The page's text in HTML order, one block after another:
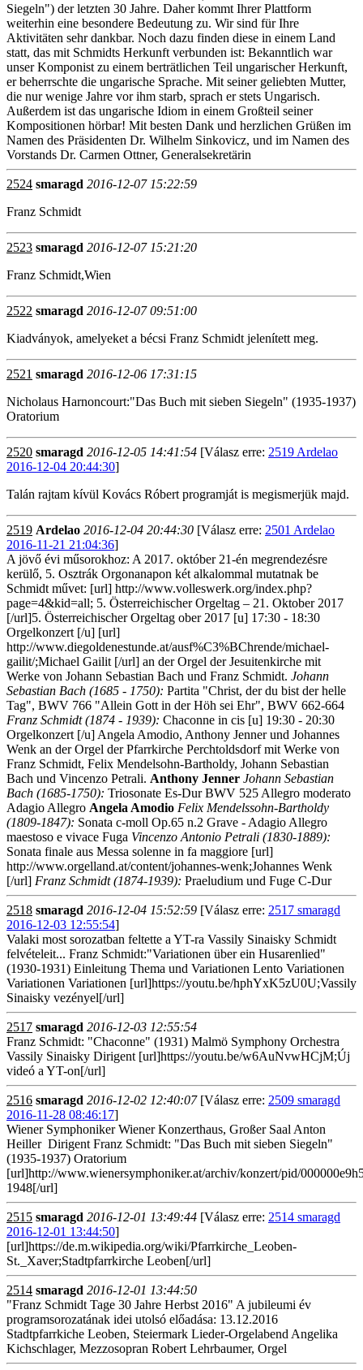
Siegeln") der letzten 30 Jahre. Daher kommt Ihrer Plattform
weiterhin eine besondere Bedeutung zu. Wir sind für Ihre
Aktivitäten sehr dankbar. Noch dazu finden diese in einem Land
statt, das mit Schmidts Herkunft verbunden ist: Bekanntlich war
unser Komponist zu einem berträtlichen Teil ungarischer Herkunft,
er beherrschte die ungarische Sprache. Mit seiner geliebten Mutter,
die nur wenige Jahre vor ihm starb, sprach er stets Ungarisch.
Außerdem ist das ungarische Idiom in einem Großteil seiner
Kompositionen hörbar! Mit besten Dank und herzlichen Grüßen im
Namen des Präsidenten Dr. Wilhelm Sinkovicz, und im Namen des
Vorstands Dr. Carmen Ottner, Generalsekretärin
2524 smaragd 2016-12-07 15:22:59
Franz Schmidt
2523 smaragd 2016-12-07 15:21:20
Franz Schmidt,Wien
2522 smaragd 2016-12-07 09:51:00
Kiadványok, amelyeket a bécsi Franz Schmidt jelenített meg.
2521 smaragd 2016-12-06 17:31:15
Nicholaus Harnoncourt:"Das Buch mit sieben Siegeln" (1935-1937)
Oratorium
2520 smaragd 2016-12-05 14:41:54 [Válasz erre: 2519 Ardelao
2016-12-04 20:44:30]
Talán rajtam kívül Kovács Róbert programját is megismerjük majd.
2519 Ardelao 2016-12-04 20:44:30 [Válasz erre: 2501 Ardelao
2016-11-21 21:04:36]
A jövő évi műsorokhoz: A 2017. október 21-én megrendezésre
kerülő, 5. Osztrák Orgonanapon két alkalommal mutatnak be
Schmidt művet: [url] http://www.volleswerk.org/index.php?
page=4&kid=all; 5. Österreichischer Orgeltag – 21. Oktober 2017
[/url]5. Österreichischer Orgeltag ober 2017 [u] 17:30 - 18:30
Orgelkonzert [/u] [url]
http://www.diegoldenestunde.at/ausf%C3%BChrende/michael-
gailit/;Michael Gailit [/url] an der Orgel der Jesuitenkirche mit
Werke von Johann Sebastian Bach und Franz Schmidt. Johann
Sebastian Bach (1685 - 1750): Partita "Christ, der du bist der helle
Tag", BWV 766 "Allein Gott in der Höh sei Ehr", BWV 662-664
Franz Schmidt (1874 - 1939): Chaconne in cis [u] 19:30 - 20:30
Orgelkonzert [/u] Angela Amodio, Anthony Jenner und Johannes
Wenk an der Orgel der Pfarrkirche Perchtoldsdorf mit Werke von
Franz Schmidt, Felix Mendelsohn-Bartholdy, Johann Sebastian
Bach und Vincenzo Petrali. Anthony Jenner Johann Sebastian
Bach (1685-1750): Triosonate Es-Dur BWV 525 Allegro moderato
Adagio Allegro Angela Amodio Felix Mendelssohn-Bartholdy
(1809-1847): Sonata c-moll Op.65 n.2 Grave - Adagio Allegro
maestoso e vivace Fuga Vincenzo Antonio Petrali (1830-1889):
Sonata finale aus Messa solenne in fa maggiore [url]
http://www.orgelland.at/content/johannes-wenk;Johannes Wenk
[/url] Franz Schmidt (1874-1939): Praeludium und Fuge C-Dur
2518 smaragd 2016-12-04 15:52:59 [Válasz erre: 2517 smaragd
2016-12-03 12:55:54]
Valaki most sorozatban feltette a YT-ra Vassily Sinaisky Schmidt
felvételeit... Franz Schmidt:"Variationen über ein Husarenlied"
(1930-1931) Einleitung Thema und Variationen Lento Variationen
Variationen Variationen [url]https://youtu.be/hphYxK5zU0U;Vassily
Sinaisky vezényel[/url]
2517 smaragd 2016-12-03 12:55:54
Franz Schmidt: "Chaconne" (1931) Malmö Symphony Orchestra
Vassily Sinaisky Dirigent [url]https://youtu.be/w6AuNvwHCjM;Új
videó a YT-on[/url]
2516 smaragd 2016-12-02 12:40:07[Válasz erre: 2509 smaragd
2016-11-28 08:46:17]
Wiener Symphoniker Wiener Konzerthaus, Großer Saal Anton
Heiller Dirigent Franz Schmidt: "Das Buch mit sieben Siegeln"
(1935-1937) Oratorium
[url]http://www.wienersymphoniker.at/archiv/konzert/pid/
1948[/url]
2515 smaragd 2016-12-01 13:49:44 [Válasz erre: 2514 smaragd
2016-12-01 13:44:50]
[url]https://de.m.wikipedia.org/wiki/Pfarrkirche_Leoben-
St._Xaver;Stadtpfarrkirche Leoben[/url]
2514 smaragd 2016-12-01 13:44:50
"Franz Schmidt Tage 30 Jahre Herbst 2016" A jubileumi év
programsorozatának idei utolsó előadása: 13.12.2016
Stadtpfarrkiche Leoben, Steiermark Lieder-Orgelabend Angelika
Kichschlager, Mezzosopran Robert Lehrbaumer, Orgel